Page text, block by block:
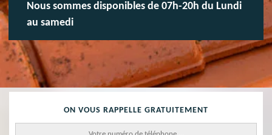
Nous sommes disponibles de 07h-20h du Lundi
au samedi
ON VOUS RAPPELLE GRATUITEMENT